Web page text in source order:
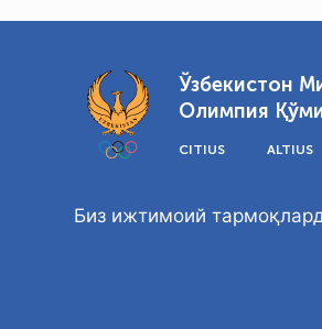
Ўзбекистон
Олимпия
CITIUS ALTIUS
Биз ижтимоий